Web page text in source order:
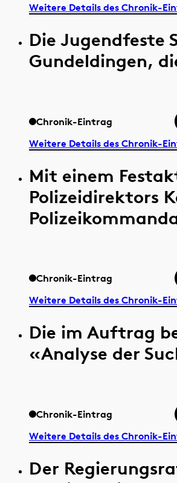
Weitere Details des Chronik-
Die Jugendfeste
Gundeldingen,
Chronik-Eintrag
Weitere Details des Chronik-
Mit einem
Polizeidirektors
Chronik-Eintrag
Weitere Details des Chronik-
Die im Auftrag
«Analyse der
Chronik-Eintrag
Weitere Details des Chronik-
Der